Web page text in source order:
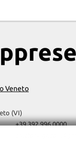
Veneto
(VI)
+39 392 996 0000